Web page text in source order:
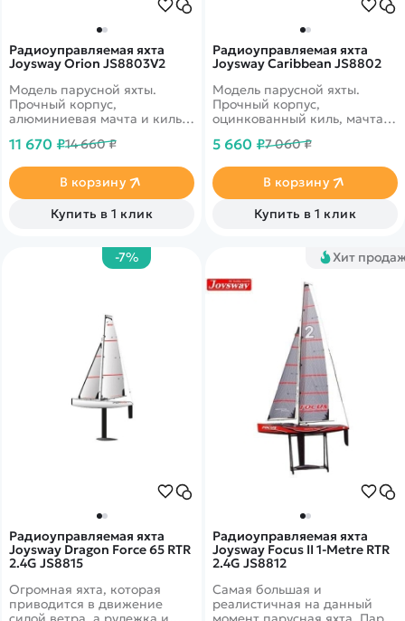
Радиоуправляемая яхта
Joysway Orion JS8803V2
Модель парусной яхты.
Прочный корпус,
алюминиевая мачта и киль.
воде. 4 канала управления.
11 670 ₽14 660 ₽
В корзину
Купить в 1 клик
Радиоуправляемая яхта
Joysway Caribbean JS8802
Модель парусной яхты.
Прочный корпус,
оцинкованный киль, мачта
Высокая стабильность на
5 660 ₽7 060 ₽
В корзину
Купить в 1 клик
-7%
Радиоуправляемая яхта
Joysway Dragon Force 65 RTR
2.4G JS8815
Огромная яхта, которая
приводится в движение
Хит
Радиоуправляемая яхта
Joysway Focus II 1-Metre RTR
2.4G JS8812
Самая большая и
реалистичная на данный